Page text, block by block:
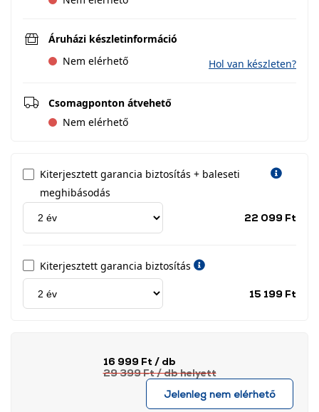
Áruházi készletinformáció
Nem elérhető
Hol van készleten?
Csomagponton átvehető
Nem elérhető
Kiterjesztett garancia biztosítás + baleseti
meghibásodás
22 099 Ft
Kiterjesztett garancia biztosítás
15 199 Ft
16 999 Ft / db
29 399 Ft/ dbhelyett
Jelenleg nem elérhető